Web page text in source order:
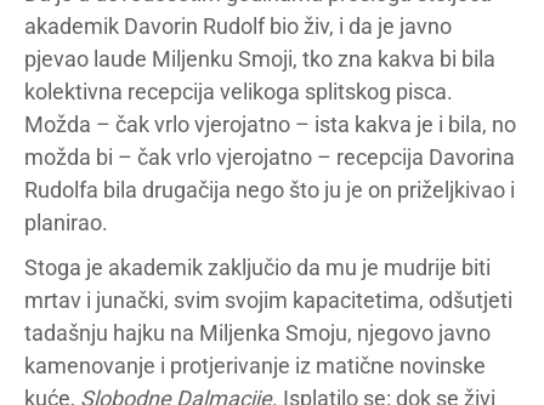
akademik Davorin Rudolf bio živ, i da je javno
pjevao laude Miljenku Smoji, tko zna kakva bi bila
kolektivna recepcija velikoga splitskog pisca.
Možda – čak vrlo vjerojatno – ista kakva je i bila, no
možda bi – čak vrlo vjerojatno – recepcija Davorina
Rudolfa bila drugačija nego što ju je on priželjkivao i
planirao.
Stoga je akademik zaključio da mu je mudrije biti
mrtav i junački, svim svojim kapacitetima, odšutjeti
tadašnju hajku na Miljenka Smoju, njegovo javno
kamenovanje i protjerivanje iz matične novinske
kuće, Slobodne Dalmacije. Isplatilo se: dok se živi